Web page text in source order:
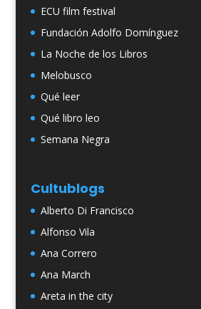
ECU film festival
Fundación Adolfo Domínguez
La Noche de los Libros
Melobusco
Qué leer
Qué libro leo
Semana Negra
Cultublogs
Alberto Di Francisco
Alfonso Vila
Ana Correro
Ana March
Areta in the city